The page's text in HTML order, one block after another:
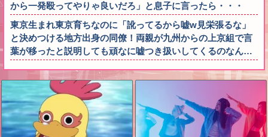
から一発殴ってやりゃ良いだろ」と息子に言ったら・・・
東京生まれ東京育ちなのに「訛ってるから嘘w見栄張るな」
と決めつける地方出身の同僚！両親が九州からの上京組で言
葉が移ったと説明しても頑なに嘘つき扱いしてくるのなん…